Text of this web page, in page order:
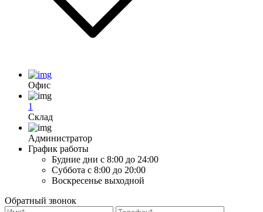
Офис
1
Склад
Администратор
График работы
Будние дни с 8:00 до 24:00
Суббота с 8:00 до 20:00
Воскресенье выходной
Обратный звонок